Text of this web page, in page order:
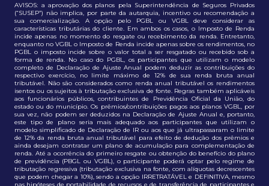
AVISOS: a aprovação dos planos pela Superintendência de Seguros Privados
(“SUSEP”) não implica, por parte da autarquia, incentivo ou recomendação a
sua comercialização. A opção pelo PGBL ou VGBL deve considerar as
características tributárias do cliente. Em ambos os casos, o Imposto de Renda
incide apenas no momento do resgate ou recebimento da renda. Entretanto,
enquanto no VGBL o Imposto de Renda incide apenas sobre os rendimentos, no
PGBL o imposto incide sobre o valor total a ser resgatado ou recebido sob a
forma de renda. No caso do PGBL, os participantes que utilizam o modelo
completo de Declaração de Ajuste Anual podem deduzir as contribuições do
respectivo exercício, no limite máximo de 12% de sua renda bruta anual
tributável. Não são considerados como renda anual tributável os rendimentos
isentos ou os sujeitos à tributação exclusiva de fonte. Regras também aplicáveis
aos funcionários públicos, contribuintes de Previdência Oficial da União, do
estado ou do município. Os prêmios/contribuições pagos aos planos VGBL, por
sua vez, não podem ser deduzidos na Declaração de Ajuste Anual e, portanto,
este tipo de plano seria mais adequado aos participantes que utilizam o
modelo simplificado de Declaração de IR ou aos que já ultrapassaram o limite
de 12% da renda bruta anual tributável para efeito de dedução dos prêmios e
ainda desejam contratar um plano de acumulação para complementação de
renda. Até a ocorrência do primeiro resgate ou obtenção do benefício do plano
de previdência (PBGL ou VGBL), o participante poderá optar pelo regime de
tributação regressiva (tributação exclusiva na fonte, com alíquotas decrescentes
que podem chegar a 10%), sendo a opção IRRETRATÁVEL e DEFINITIVA, mesmo
nas hipóteses de portabilidade de recursos e de transferência de participantes e